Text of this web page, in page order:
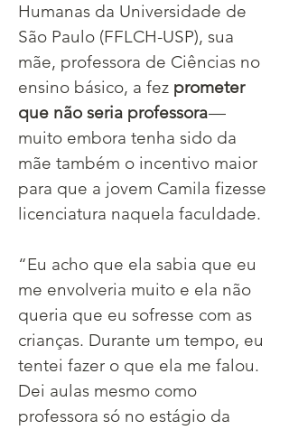
Humanas da Universidade de
São Paulo (FFLCH-USP), sua
mãe, professora de Ciências no
ensino básico, a fez prometer
que não seria professora —
muito embora tenha sido da
mãe também o incentivo maior
para que a jovem Camila fizesse
licenciatura naquela faculdade.
“Eu acho que ela sabia que eu
me envolveria muito e ela não
queria que eu sofresse com as
crianças. Durante um tempo, eu
tentei fazer o que ela me falou.
Dei aulas mesmo como
professora só no estágio da